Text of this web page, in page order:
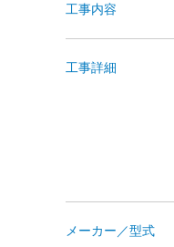
工事内容
工事詳細
メーカー／型式